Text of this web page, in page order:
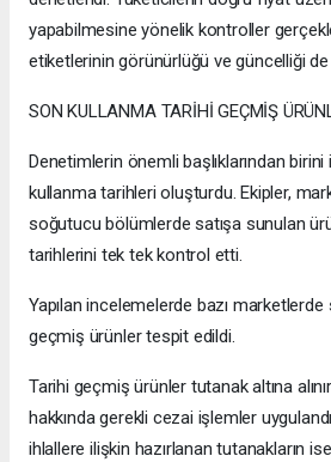
yapabilmesine yönelik kontroller
etiketlerinin görünürlüğü ve güncelliği
SON KULLANMA TARİHİ GEÇMİŞ
Denetimlerin önemli başlıklarından
kullanma tarihleri oluşturdu. Ekipler,
soğutucu bölümlerde satışa sunulan
tarihlerini tek tek kontrol etti.
Yapılan incelemelerde bazı
geçmiş ürünler tespit edildi.
Tarihi geçmiş ürünler tutanak altına
hakkında gerekli cezai işlemler
ihlallere ilişkin hazırlanan tutanakların